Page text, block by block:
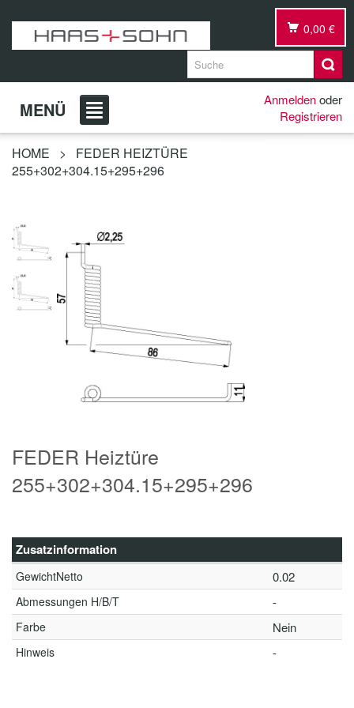
0,00 €
MENÜ Anmeldenoder
Registrieren
HOME >
FEDER HEIZTÜRE
255+302+304.15+295+296
FEDER Heiztüre
255+302+304.15+295+296
Zusatzinformation
GewichtNetto 0.02
Abmessungen H/B/T -
Farbe Nein
Hinweis -